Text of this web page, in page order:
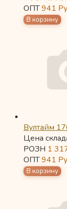
ОПТ941
Вултайм
Цена
РОЗН 1
ОПТ941